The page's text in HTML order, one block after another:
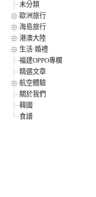
未分類
歐洲旅行
海島旅行
港澳大陸
生活·婚禮
福建OPPO專欄
精選文章
航空體驗
關於我們
韓國
食譜